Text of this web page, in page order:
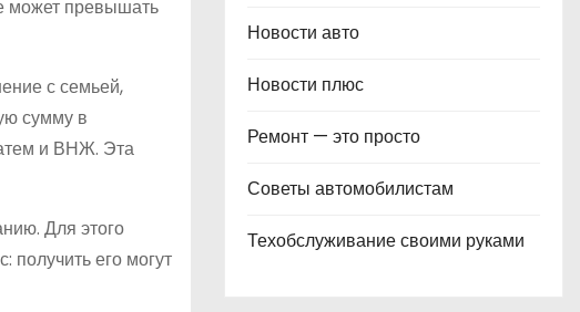
может превышать
с семьей,
сумму в
и ВНЖ. Эта
Для этого
его могут
Новости авто
Новости плюс
Ремонт — это просто
Советы автомобилистам
Техобслуживание своими руками